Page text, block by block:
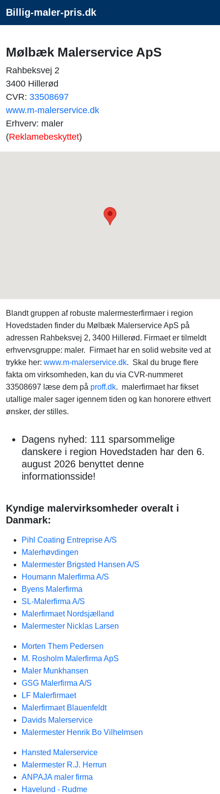
Billig-maler-pris.dk
Mølbæk Malerservice ApS
Rahbeksvej 2
3400 Hillerød
CVR: 33508697
www.m-malerservice.dk
Erhverv: maler
(Reklamebeskyttet)
Blandt gruppen af robuste malermesterfirmaer i region
Hovedstaden finder du Mølbæk Malerservice ApS på
adressen Rahbeksvej 2, 3400 Hillerød. Firmaet er tilmeldt
erhvervsgruppe: maler. Firmaet har en solid website ved at
trykke her: www.m-malerservice.dk. Skal du bruge flere
fakta om virksomheden, kan du via CVR-nummeret
33508697 læse dem på proff.dk. malerfirmaet har fikset
utallige maler sager igennem tiden og kan honorere ethvert
ønsker, der stilles.
Dagens nyhed: 111 sparsommelige
danskere i region Hovedstaden har den 6.
august 2026 benyttet denne
informationsside!
Kyndige malervirksomheder overalt i
Danmark:
Pihl Coating Entreprise A/S
Malerhøvdingen
Malermester Brigsted Hansen A/S
Houmann Malerfirma A/S
Byens Malerfirma
SL-Malerfirma A/S
Malerfirmaet Nordsjælland
Malermester Nicklas Larsen
Morten Them Pedersen
M. Rosholm Malerfirma ApS
Maler Munkhansen
GSG Malerfirma A/S
LF Malerfirmaet
Malerfirmaet Blauenfeldt
Davids Malerservice
Malermester Henrik Bo Vilhelmsen
Hansted Malerservice
Malermester R.J. Herrun
ANPAJA maler firma
Havelund - Rudme